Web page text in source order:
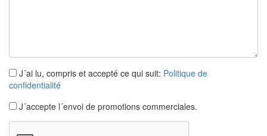
J´ai lu, compris et accepté ce qui suit: Politique de
confidentialité
J´accepte l´envoi de promotions commerciales.